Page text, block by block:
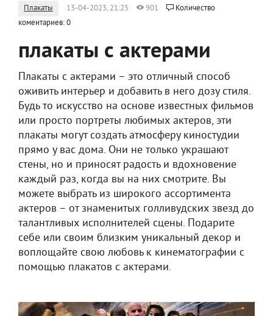
Плакаты 13-04-2023, 21:25 901
Количество
коментариев: 0
плакаты с актерами
Плакаты с актерами – это отличный способ
оживить интерьер и добавить в него дозу стиля.
Будь то искусство на основе известных фильмов
или просто портреты любимых актеров, эти
плакаты могут создать атмосферу киностудии
прямо у вас дома. Они не только украшают
стены, но и приносят радость и вдохновение
каждый раз, когда вы на них смотрите. Вы
можете выбрать из широкого ассортимента
актеров – от знаменитых голливудских звезд до
талантливых исполнителей сцены. Подарите
себе или своим близким уникальный декор и
воплощайте свою любовь к кинематографии с
помощью плакатов с актерами.